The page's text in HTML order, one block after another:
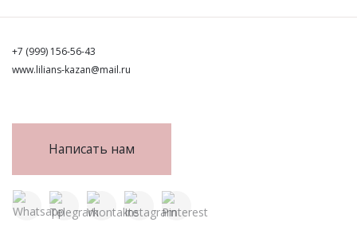
+7 (999) 156-56-43
www.lilians-kazan@mail.ru
Написать нам